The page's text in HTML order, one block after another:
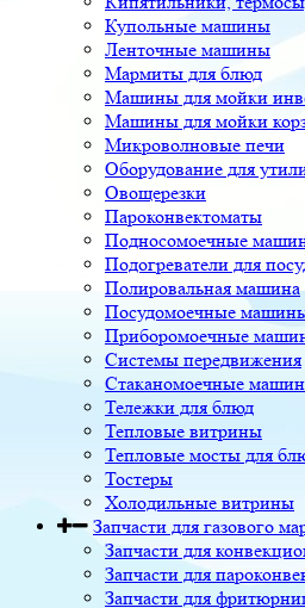
Купольные машины
Ленточные машины
Мармиты для блюд
Машины для мойки
Машины для мойки
Микроволновые печи
Оборудование для
Овощерезки
Пароконвектоматы
Подносомоечные
Подогреватели для
Полировальная машина
Посудомоечные
Приборомоечные
Системы передвижения
Стаканомоечные
Тележки для блюд
Тепловые витрины
Тепловые мосты для
Тостеры
Холодильные витрины
Запчасти для газового
Запчасти для
Запчасти для
Запчасти для